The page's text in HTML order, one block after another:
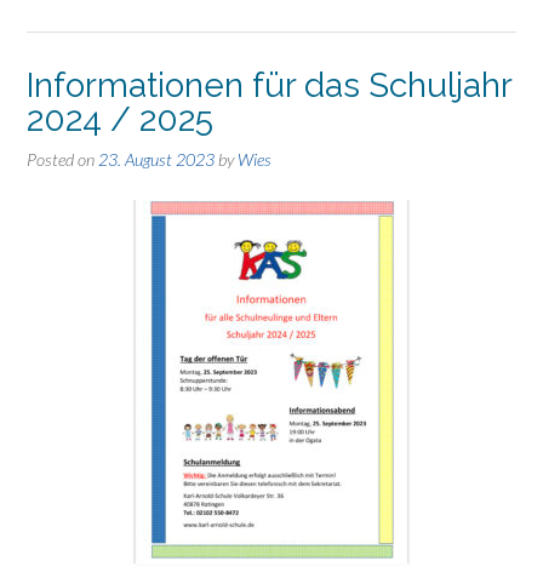
Informationen für das Schuljahr
2024 / 2025
Posted on 23. August 2023 byWies